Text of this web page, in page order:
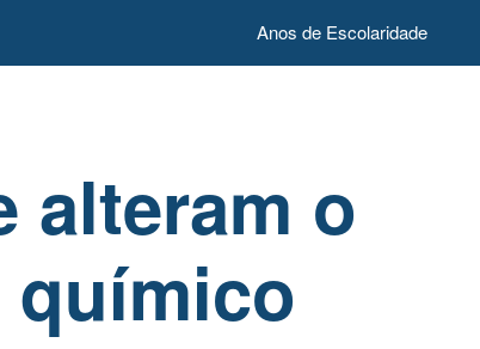
Anos de Escolaridade
alteram o